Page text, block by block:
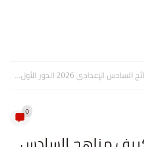
نتائج السادس الإعدادي 2026 الدور الأول PDF كربلاء المقدسة| موقع...
0